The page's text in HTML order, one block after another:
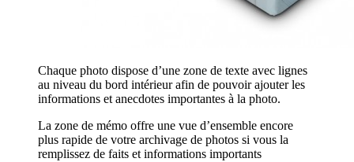
Chaque photo dispose d’une zone de texte avec lignes
au niveau du bord intérieur afin de pouvoir ajouter les
informations et anecdotes importantes à la photo.
La zone de mémo offre une vue d’ensemble encore
plus rapide de votre archivage de photos si vous la
remplissez de faits et informations importants